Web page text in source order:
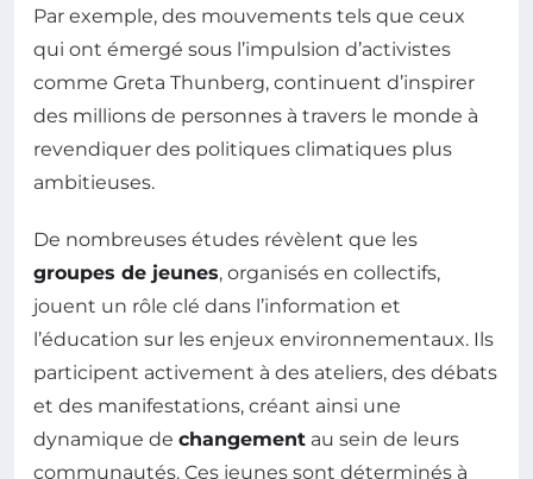
Par exemple, des mouvements tels que ceux
qui ont émergé sous l’impulsion d’activistes
comme Greta Thunberg, continuent d’inspirer
des millions de personnes à travers le monde à
revendiquer des politiques climatiques plus
ambitieuses.
De nombreuses études révèlent que les
groupes de jeunes, organisés en collectifs,
jouent un rôle clé dans l’information et
l’éducation sur les enjeux environnementaux. Ils
participent activement à des ateliers, des débats
et des manifestations, créant ainsi une
dynamique de changement au sein de leurs
communautés. Ces jeunes sont déterminés à